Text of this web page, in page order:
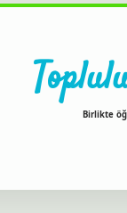
Birlikte